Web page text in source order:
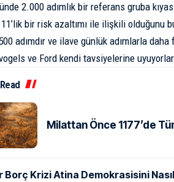
2.000 adımlık bir referans gruba
bir risk azaltımı ile ilişkili olduğunu
adımdır ve ilave günlük adımlarla
ve Ford kendi tavsiyelerine uyuyorlar
Milattan Önce 1177’de
Borç Krizi Atina Demokrasisini